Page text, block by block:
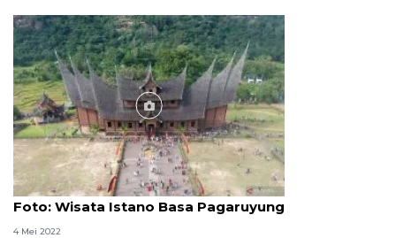
Foto
Foto: Wisata Istano Basa Pagaruyung
4 Mei 2022